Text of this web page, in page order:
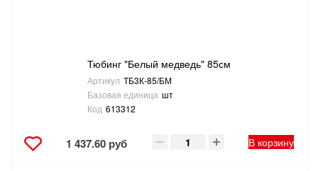
Тюбинг "Белый медведь" 85см
Артикул ТБ3К-85/БМ
Базовая единица шт
Код 613312
1 437.60 руб В корзину